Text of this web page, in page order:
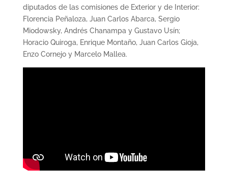
diputados de las comisiones de Exterior y de Interior:
Florencia Peñaloza, Juan Carlos Abarca, Sergio
Miodowsky, Andrés Chanampa y Gustavo Usín;
Horacio Quiroga, Enrique Montaño, Juan Carlos Gioja,
Enzo Cornejo y Marcelo Mallea.